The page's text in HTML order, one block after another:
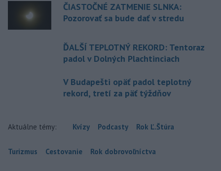
ČIASTOČNÉ ZATMENIE SLNKA:
Pozorovať sa bude dať v stredu
ĎALŠÍ TEPLOTNÝ REKORD: Tentoraz
padol v Dolných Plachtinciach
V Budapešti opäť padol teplotný
rekord, tretí za päť týždňov
Aktuálne témy: Kvízy Podcasty Rok Ľ.Štúra
Turizmus Cestovanie Rok dobrovoľníctva